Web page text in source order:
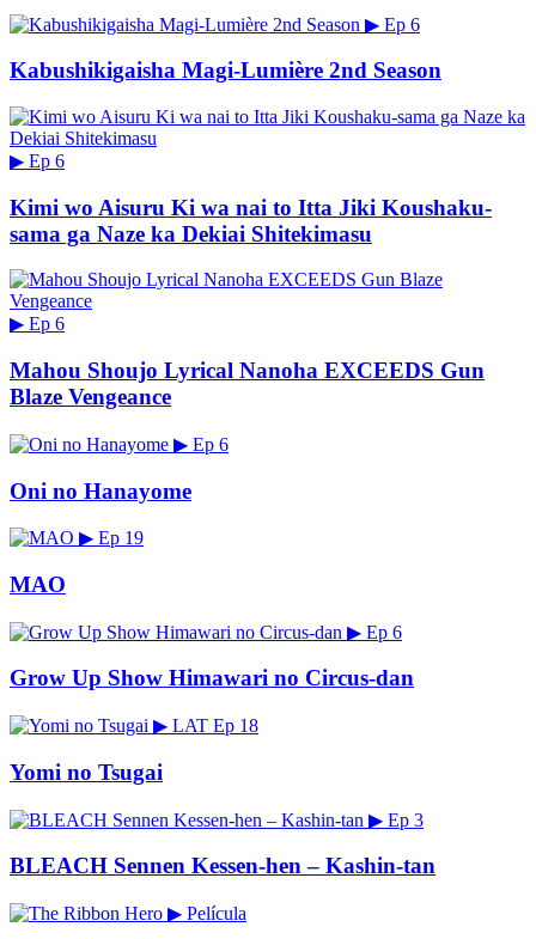
▶ Ep 6
Kabushikigaisha Magi-Lumière 2nd Season
▶ Ep 6
Kimi wo Aisuru Ki wa nai to Itta Jiki Koushaku-
sama ga Naze ka Dekiai Shitekimasu
▶ Ep 6
Mahou Shoujo Lyrical Nanoha EXCEEDS Gun
Blaze Vengeance
▶ Ep 6
Oni no Hanayome
▶ Ep 19
MAO
▶ Ep 6
Grow Up Show Himawari no Circus-dan
▶ LAT Ep 18
Yomi no Tsugai
▶ Ep 3
BLEACH Sennen Kessen-hen – Kashin-tan
▶ Película